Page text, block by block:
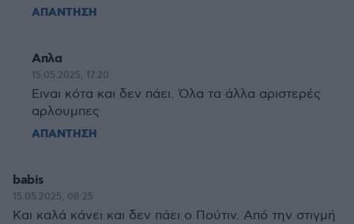
ΑΠΑΝΤΗΣΗ
Απλα
15.05.2025, 17:20
Ειναι κότα και δεν πάει. Όλα τα άλλα αριστερές
αρλουμπες
ΑΠΑΝΤΗΣΗ
babis
15.05.2025, 08:25
Και καλά κάνει και δεν πάει ο Πούτιν. Από την στιγμή